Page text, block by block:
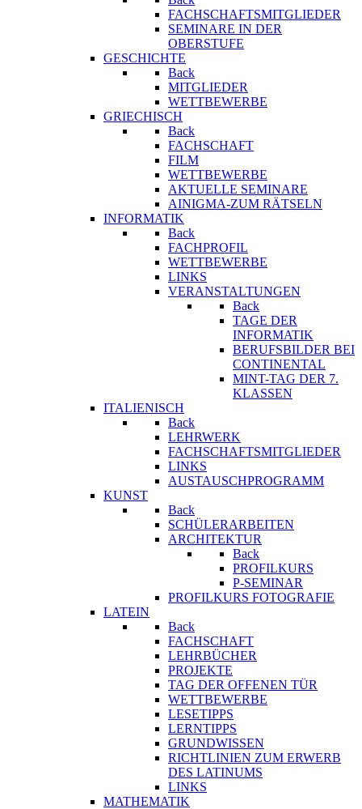
FACHSCHAFTSMITGLIEDER
SEMINARE IN DER
OBERSTUFE
GESCHICHTE
Back
MITGLIEDER
WETTBEWERBE
GRIECHISCH
Back
FACHSCHAFT
FILM
WETTBEWERBE
AKTUELLE SEMINARE
AINIGMA-ZUM RÄTSELN
INFORMATIK
Back
FACHPROFIL
WETTBEWERBE
LINKS
VERANSTALTUNGEN
Back
TAGE DER
INFORMATIK
BERUFSBILDER BEI
CONTINENTAL
MINT-TAG DER 7.
KLASSEN
ITALIENISCH
Back
LEHRWERK
FACHSCHAFTSMITGLIEDER
LINKS
AUSTAUSCHPROGRAMM
KUNST
Back
SCHÜLERARBEITEN
ARCHITEKTUR
Back
PROFILKURS
P-SEMINAR
PROFILKURS FOTOGRAFIE
LATEIN
Back
FACHSCHAFT
LEHRBÜCHER
PROJEKTE
TAG DER OFFENEN TÜR
WETTBEWERBE
LESETIPPS
LERNTIPPS
GRUNDWISSEN
RICHTLINIEN ZUM ERWERB
DES LATINUMS
LINKS
MATHEMATIK